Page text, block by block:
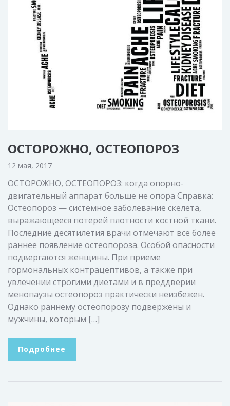
ОСТОРОЖНО, ОСТЕОПОРОЗ
12 мая, 2017
ОСТОРОЖНО, ОСТЕОПОРОЗ: когда опорно-
двигательный аппарат больше не опора Справка:
Остеопороз — системное заболевание скелета,
выражающееся потерей плотности костной ткани.
Последние десятилетия врачи отмечают все более
раннее появление остеопороза. Особой опасности
подвергаются женщины. При приеме
гормональных контрацептивов, а также при
увлечении строгими диетами и в преддверии
менопаузы остеопороз практически неизбежен.
Однако раннему остеопорозу подвержены и
мужчины, которым […]
Подробнее